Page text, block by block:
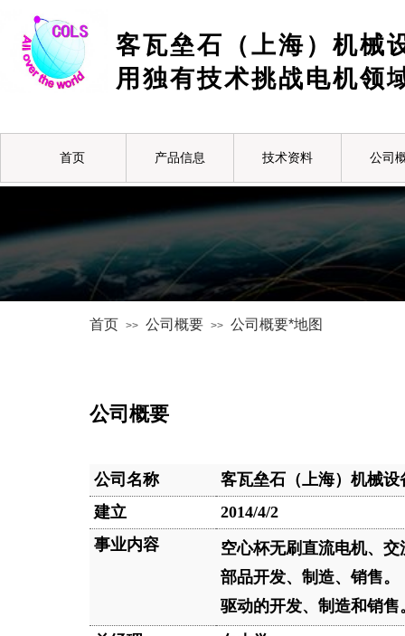
客瓦垒石（上海）机械
用独有技术挑战电机领
首页 产品信息 技术资料 公司
首页 >> 公司概要 >> 公司概要*地图
公司概要
公司名称
客瓦垒石（上海）机械设
建立
2014/4/2
事业内容
空心杯无刷直流电机、
部品开发、制造、销售。
驱动的开发、制造和销售